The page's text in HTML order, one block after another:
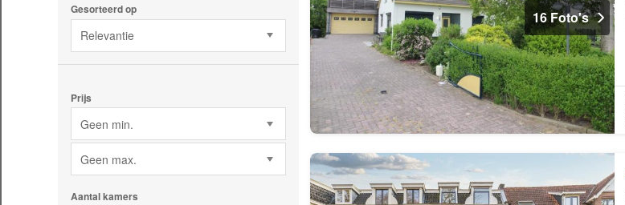
Gesorteerd op
Relevantie
Prijs
Geen min.
Geen max.
Aantal kamers
16 Foto's